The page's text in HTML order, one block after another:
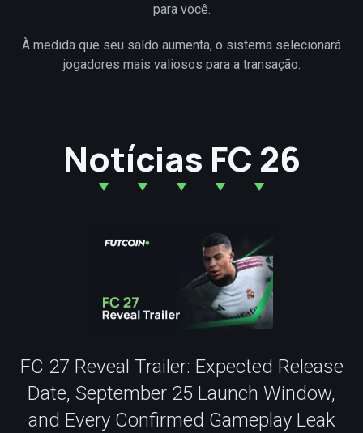
para você.
À medida que seu saldo aumenta, o sistema selecionará
jogadores mais valiosos para a transação.
Notícias FC 26
FC 27 Reveal Trailer: Expected Release
Date, September 25 Launch Window,
and Every Confirmed Gameplay Leak